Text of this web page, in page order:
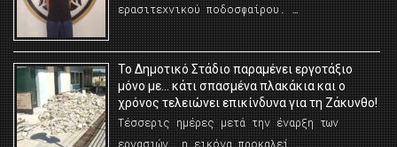
ερασιτεχνικού ποδοσφαίρου. …
Το Δημοτικό Στάδιο παραμένει εργοτάξιο
μόνο με… κάτι σπασμένα πλακάκια και ο
χρόνος τελειώνει επικίνδυνα για τη Ζάκυνθο!
Τέσσερις ημέρες μετά την έναρξη των
εργασιών, η εικόνα προκαλεί …